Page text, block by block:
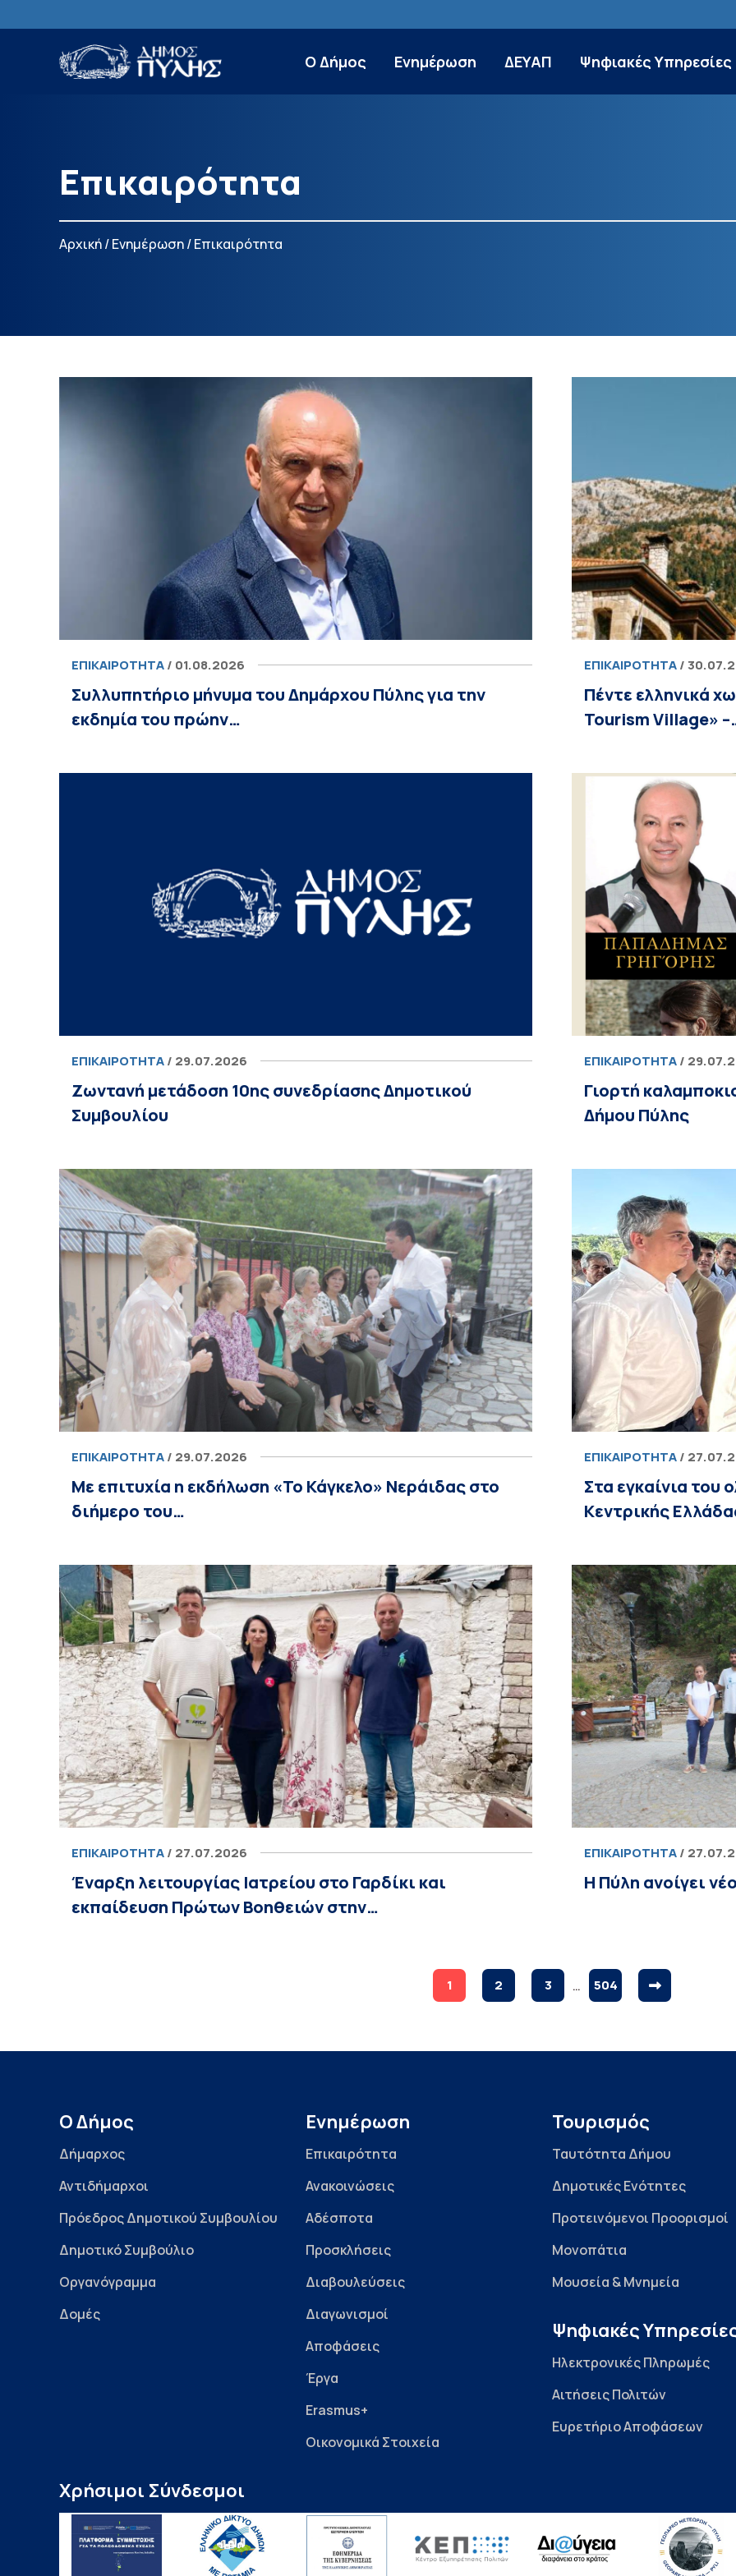
Ο Δήμος Ενημέρωση ΔΕΥΑΠ Ψηφιακές Υπηρεσίες
Επικαιρότητα
Αρχική/Ενημέρωση/Επικαιρότητα
ΕΠΙΚΑΙΡΌΤΗΤΑ/ 01.08.2026
Συλλυπητήριο μήνυμα του Δημάρχου Πύλης για την
εκδημία του πρώην…
ΕΠΙΚΑΙΡΌΤΗΤΑ/
Πέντε ελληνικά
Tourism Village»
ΕΠΙΚΑΙΡΌΤΗΤΑ/ 29.07.2026
Ζωντανή μετάδοση 10ης συνεδρίασης Δημοτικού
Συμβουλίου
ΕΠΙΚΑΙΡΌΤΗΤΑ/
Γιορτή
Δήμου Πύλης
ΕΠΙΚΑΙΡΌΤΗΤΑ/ 29.07.2026
Με επιτυχία η εκδήλωση «Το Κάγκελο» Νεράιδας στο
διήμερο του…
ΕΠΙΚΑΙΡΌΤΗΤΑ/
Στα εγκαίνια του
Κεντρικής
ΕΠΙΚΑΙΡΌΤΗΤΑ/ 27.07.2026
Έναρξη λειτουργίας Ιατρείου στο Γαρδίκι και
εκπαίδευση Πρώτων Βοηθειών στην…
ΕΠΙΚΑΙΡΌΤΗΤΑ/
Η Πύλη ανοίγει
1 2 3 … 504
Ο Δήμος
Δήμαρχος
Αντιδήμαρχοι
Πρόεδρος Δημοτικού Συμβουλίου
Δημοτικό Συμβούλιο
Οργανόγραμμα
Δομές
Ενημέρωση
Επικαιρότητα
Ανακοινώσεις
Αδέσποτα
Προσκλήσεις
Διαβουλεύσεις
Διαγωνισμοί
Αποφάσεις
Έργα
Erasmus+
Οικονομικά Στοιχεία
Τουρισμός
Ταυτότητα Δήμου
Δημοτικές Ενότητες
Προτεινόμενοι Προορισμοί
Μονοπάτια
Μουσεία & Μνημεία
Ψηφιακές
Ηλεκτρονικές Πληρωμές
Αιτήσεις Πολιτών
Ευρετήριο Αποφάσεων
Χρήσιμοι Σύνδεσμοι